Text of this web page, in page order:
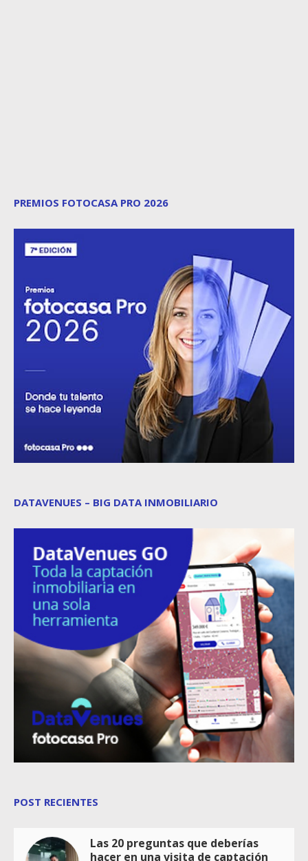
PREMIOS FOTOCASA PRO 2026
DATAVENUES – BIG DATA INMOBILIARIO
POST RECIENTES
Las 20 preguntas que deberías
hacer en una visita de captación